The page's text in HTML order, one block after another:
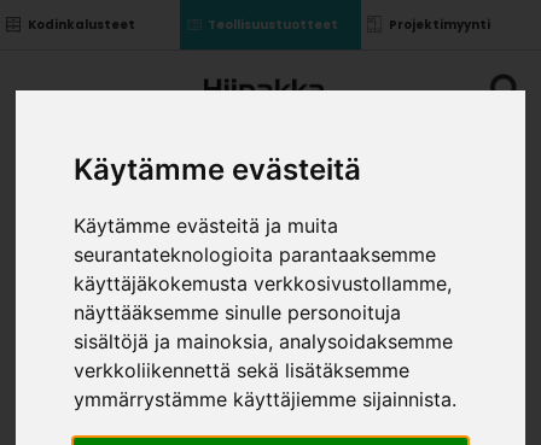
Käytämme evästeitä
Käytämme evästeitä ja muita
seurantateknologioita parantaaksemme
käyttäjäkokemusta verkkosivustollamme,
näyttääksemme sinulle personoituja
sisältöjä ja mainoksia, analysoidaksemme
verkkoliikennettä sekä lisätäksemme
ymmärrystämme käyttäjiemme sijainnista.
Kodinkalusteet Teollisuustuotteet Projektimyynti
PURE BOX TAKASARJA 1000
Teollisuustuotteet»Kalusterungot ja ovet»
Irtokomponentit »Pure box takasarja 1000
KOKO